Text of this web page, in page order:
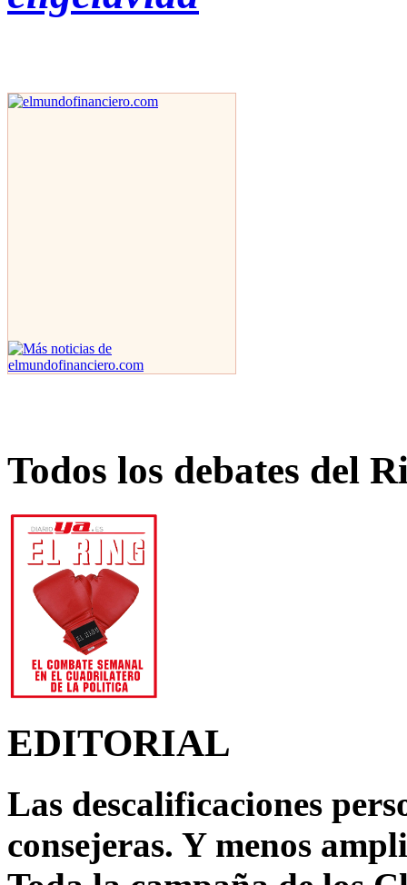
Todos los debates del
EDITORIAL
Las descalificaciones
consejeras. Y menos